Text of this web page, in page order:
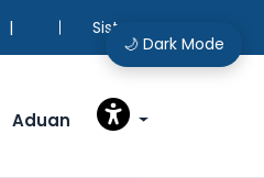
🌙 Dark Mode
| Sistem Lama
Aduan